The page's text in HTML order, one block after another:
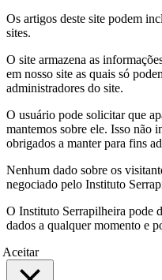
Os artigos deste site podem
sites.
O site armazena as
em nosso site as quais só
administradores do site.
O usuário pode solicitar que
mantemos sobre ele. Isso não
obrigados a manter para fins
Nenhum dado sobre os
negociado pelo Instituto
O Instituto Serrapilheira pode
dados a qualquer momento e
Aceitar